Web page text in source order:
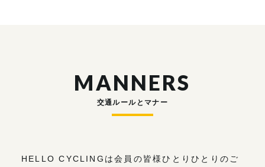
MANNERS
交通ルールとマナー
HELLO CYCLINGは会員の皆様ひとりひとりのご